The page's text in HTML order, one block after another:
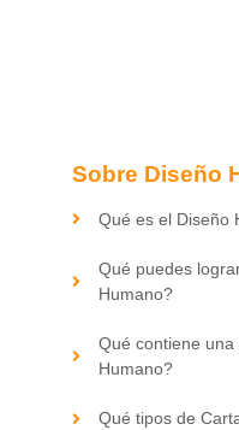
Sobre Diseño
Qué es el Diseño
Qué puedes
Humano?
Qué contiene
Humano?
Qué tipos de